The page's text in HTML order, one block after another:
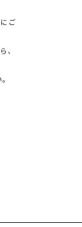
ご
、